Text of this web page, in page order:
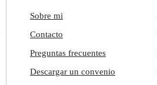
Sobre mi
Contacto
Preguntas frecuentes
Descargar un convenio